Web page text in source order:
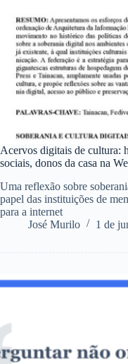
Acervos digitais de cultura:
sociais, donos da casa na
Uma reflexão sobre
papel das instituições de
para a internet
José Murilo
1 de